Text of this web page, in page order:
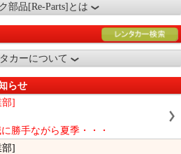
部品[Re-Parts]とは
カーについて
らせ
部]
勝手ながら夏季・・・
部]